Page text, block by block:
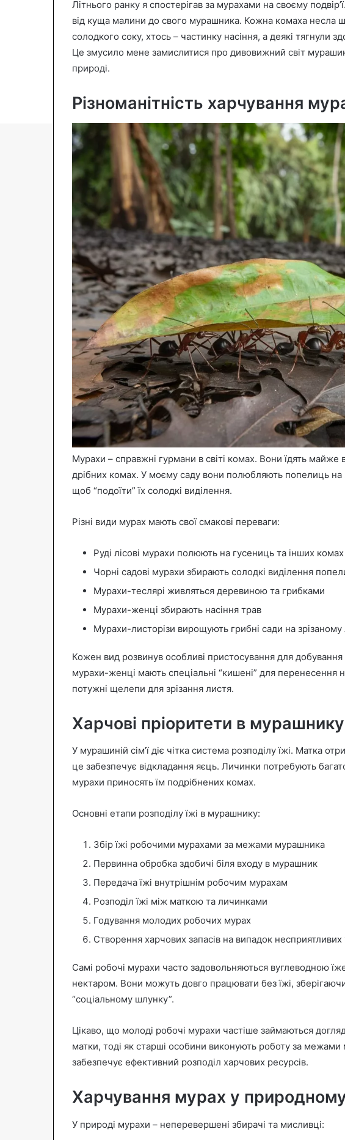
n
e
m
a
Літнього ранку я спостерігав за мурахами на своєму
від куща малини до свого мурашника. Кожна комаха несла
солодкого соку, хтось – частинку насіння, а деякі тягнули
Це змусило мене замислитися про дивовижний світ
природі.
Різноманітність харчування
Мурахи – справжні гурмани в світі комах. Вони їдять майже
дрібних комах. У моєму саду вони полюбляють попелиць на
щоб “подоїти” їх солодкі виділення.
Різні види мурах мають свої смакові переваги:
Руді лісові мурахи полюють на гусениць та інших комах
Чорні садові мурахи збирають солодкі виділення
Мурахи-теслярі живляться деревиною та грибками
Мурахи-женці збирають насіння трав
Мурахи-листорізи вирощують грибні сади на зрізаному
Кожен вид розвинув особливі пристосування для добування
мурахи-женці мають спеціальні “кишені” для перенесення
потужні щелепи для зрізання листя.
Харчові пріоритети в мурашнику
У мурашиній сім’ї діє чітка система розподілу їжі. Матка
це забезпечує відкладання яєць. Личинки потребують
мурахи приносять їм подрібнених комах.
Основні етапи розподілу їжі в мурашнику:
Збір їжі робочими мурахами за межами мурашника
Первинна обробка здобичі біля входу в мурашник
Передача їжі внутрішнім робочим мурахам
Розподіл їжі між маткою та личинками
Годування молодих робочих мурах
Створення харчових запасів на випадок
Самі робочі мурахи часто задовольняються вуглеводною
нектаром. Вони можуть довго працювати без їжі,
“соціальному шлунку”.
Цікаво, що молоді робочі мурахи частіше займаються
матки, тоді як старші особини виконують роботу за межами
забезпечує ефективний розподіл харчових ресурсів.
Харчування мурах у
У природі мурахи – неперевершені збирачі та мисливці: